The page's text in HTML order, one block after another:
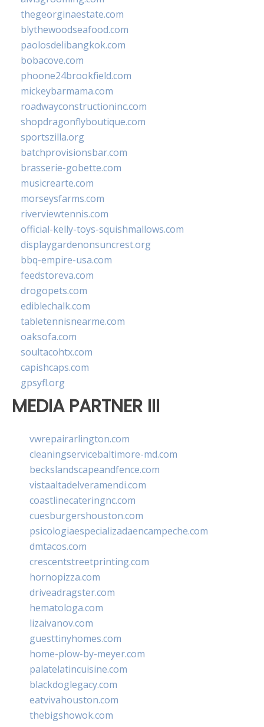
thegeorginaestate.com
blythewoodseafood.com
paolosdelibangkok.com
bobacove.com
phoone24brookfield.com
mickeybarmama.com
roadwayconstructioninc.com
shopdragonflyboutique.com
sportszilla.org
batchprovisionsbar.com
brasserie-gobette.com
musicrearte.com
morseysfarms.com
riverviewtennis.com
official-kelly-toys-squishmallows.com
displaygardenonsuncrest.org
bbq-empire-usa.com
feedstoreva.com
drogopets.com
ediblechalk.com
tabletennisnearme.com
oaksofa.com
soultacohtx.com
capishcaps.com
gpsyfl.org
MEDIA PARTNER III
vwrepairarlington.com
cleaningservicebaltimore-md.com
beckslandscapeandfence.com
vistaaltadelveramendi.com
coastlinecateringnc.com
cuesburgershouston.com
psicologiaespecializadaencampeche.com
dmtacos.com
crescentstreetprinting.com
hornopizza.com
driveadragster.com
hematologa.com
lizaivanov.com
guesttinyhomes.com
home-plow-by-meyer.com
palatelatincuisine.com
blackdoglegacy.com
eatvivahouston.com
thebigshowok.com